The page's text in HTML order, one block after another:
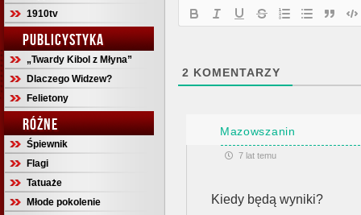
1910tv
PUBLICYSTYKA
„Twardy Kibol z Młyna”
Dlaczego Widzew?
Felietony
RÓŻNE
Śpiewnik
Flagi
Tatuaże
Młode pokolenie
2 KOMENTARZY
Mazowszanin
7 lat temu
Kiedy będą wyniki?